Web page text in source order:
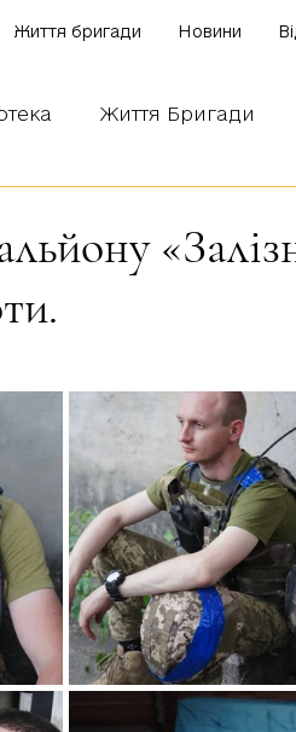
Життя бригади Новини
Життя Бригади
бійців